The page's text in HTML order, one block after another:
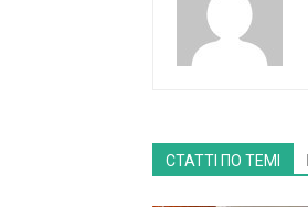
СТАТТІ ПО ТЕМІ